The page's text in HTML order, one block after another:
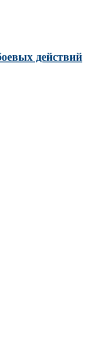
действий